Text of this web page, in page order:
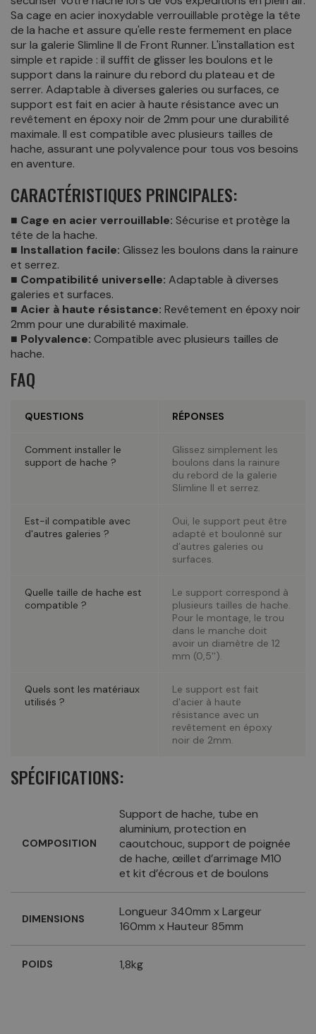
Sa cage en acier inoxydable verrouillable protège la tête
de la hache et assure qu'elle reste fermement en place
sur la galerie Slimline II de Front Runner. L'installation est
simple et rapide : il suffit de glisser les boulons et le
support dans la rainure du rebord du plateau et de
serrer. Adaptable à diverses galeries ou surfaces, ce
support est fait en acier à haute résistance avec un
revêtement en époxy noir de 2mm pour une durabilité
maximale. Il est compatible avec plusieurs tailles de
hache, assurant une polyvalence pour tous vos besoins
en aventure.
CARACTÉRISTIQUES PRINCIPALES:
■ Cage en acier verrouillable: Sécurise et protège la
tête de la hache.
■ Installation facile: Glissez les boulons dans la rainure
et serrez.
■ Compatibilité universelle: Adaptable à diverses
galeries et surfaces.
■ Acier à haute résistance: Revêtement en époxy noir
2mm pour une durabilité maximale.
■ Polyvalence: Compatible avec plusieurs tailles de
hache.
FAQ
QUESTIONS RÉPONSES
Comment installer le
support de hache ?
Glissez simplement les
boulons dans la rainure
du rebord de la galerie
Slimline II et serrez.
Est-il compatible avec
d'autres galeries ?
Oui, le support peut être
adapté et boulonné sur
d’autres galeries ou
surfaces.
Quelle taille de hache est
compatible ?
Le support correspond à
plusieurs tailles de hache.
Pour le montage, le trou
dans le manche doit
avoir un diamètre de 12
mm (0,5'').
Quels sont les matériaux
utilisés ?
Le support est fait
d'acier à haute
résistance avec un
revêtement en époxy
noir de 2mm.
SPÉCIFICATIONS:
COMPOSITION
Support de hache, tube en
aluminium, protection en
caoutchouc, support de poignée
de hache, œillet d’arrimage M10
et kit d’écrous et de boulons
DIMENSIONS
Longueur 340mm x Largeur
160mm x Hauteur 85mm
POIDS 1,8kg